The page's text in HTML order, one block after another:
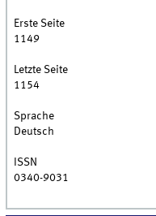
Erste Seite
1149
Letzte Seite
1154
Sprache
Deutsch
ISSN
0340-9031